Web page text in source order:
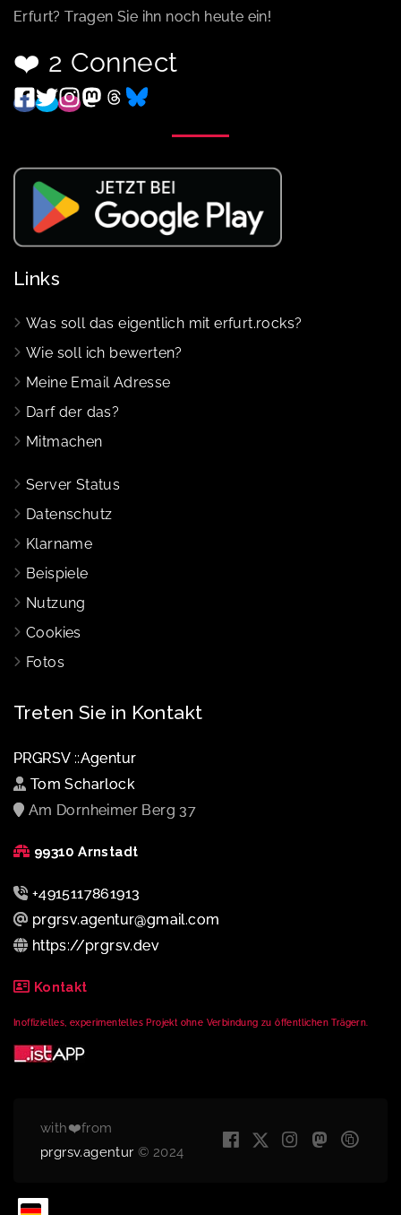
Erfurt? Tragen Sie ihn noch heute ein!
❤️ 2 Connect
Links
Was soll das eigentlich mit erfurt.rocks?
Wie soll ich bewerten?
Meine Email Adresse
Darf der das?
Mitmachen
Server Status
Datenschutz
Klarname
Beispiele
Nutzung
Cookies
Fotos
Treten Sie in Kontakt
PRGRSV ::Agentur
Tom Scharlock
Am Dornheimer Berg 37
99310 Arnstadt
+4915117861913
prgrsv.agentur@gmail.com
https://prgrsv.dev
Kontakt
Inoffizielles, experimentelles Projekt ohne Verbindung zu öffentlichen Trägern.
with❤️from
prgrsv.agentur © 2024